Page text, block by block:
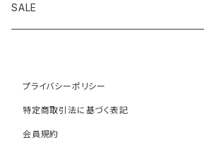
セット
お弁当袋
ランチョンマット
給食袋
コインケース
手袋
傘袋
アップル
クラウン
くるま
SALE
プライバシーポリシー
特定商取引法に基づく表記
会員規約